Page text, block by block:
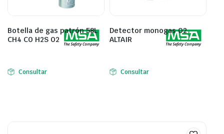
Botella de gas patrón 58L
CH4 CO H2S O2
Consultar
Detector monogas O2
ALTAIR
Consultar